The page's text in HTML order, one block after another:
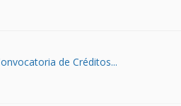
de Créditos...